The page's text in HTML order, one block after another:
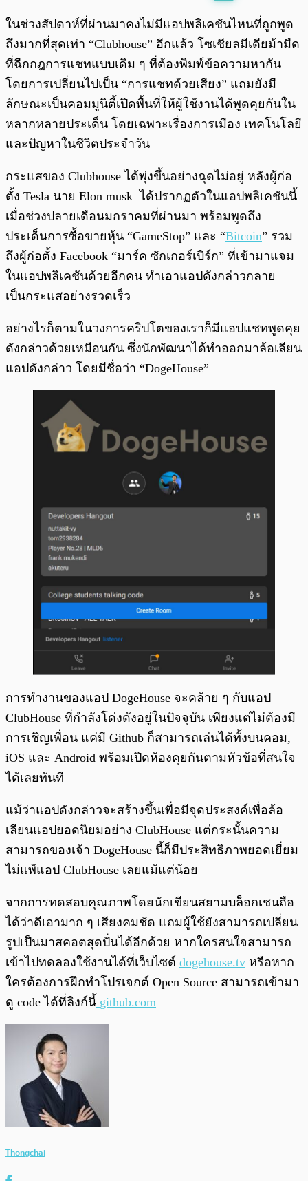
พร้อมเล่น 0:00 /0:00
ในช่วงสัปดาห์ที่ผ่านมาคงไม่มีแอปพลิเคชันไหนที่ถูกพูด
ถึงมากที่สุดเท่า “Clubhouse” อีกแล้ว โซเชียลมีเดียม้ามืด
ที่ฉีกกฎการแชทแบบเดิม ๆ ที่ต้องพิมพ์ข้อความหากัน
โดยการเปลี่ยนไปเป็น “การแชทด้วยเสียง” แถมยังมี
ลักษณะเป็นคอมมูนิตี้เปิดพื้นที่ให้ผู้ใช้งานได้พูดคุยกันใน
หลากหลายประเด็น โดยเฉพาะเรื่องการเมือง เทคโนโลยี
และปัญหาในชีวิตประจำวัน
กระแสของ Clubhouse ได้พุ่งขึ้นอย่างฉุดไม่อยู่ หลังผู้ก่อ
ตั้ง Tesla นาย Elon musk ได้ปรากฏตัวในแอปพลิเคชันนี้
เมื่อช่วงปลายเดือนมกราคมที่ผ่านมา พร้อมพูดถึง
ประเด็นการซื้อขายหุ้น “GameStop” และ “Bitcoin” รวม
ถึงผู้ก่อตั้ง Facebook “มาร์ค ซักเกอร์เบิร์ก” ที่เข้ามาแจม
ในแอปพลิเคชันด้วยอีกคน ทำเอาแอปดังกล่าวกลาย
เป็นกระแสอย่างรวดเร็ว
อย่างไรก็ตามในวงการคริปโตของเราก็มีแอปแชทพูดคุย
ดังกล่าวด้วยเหมือนกัน ซึ่งนักพัฒนาได้ทำออกมาล้อเลียน
แอปดังกล่าว โดยมีชื่อว่า “DogeHouse”
การทำงานของแอป DogeHouse จะคล้าย ๆ กับแอป
ClubHouse ที่กำลังโด่งดังอยู่ในปัจจุบัน เพียงแต่ไม่ต้องมี
การเชิญเพื่อน แค่มี Github ก็สามารถเล่นได้ทั้งบนคอม,
iOS และ Android พร้อมเปิดห้องคุยกันตามหัวข้อที่สนใจ
ได้เลยทันที
แม้ว่าแอปดังกล่าวจะสร้างขึ้นเพื่อมีจุดประสงค์เพื่อล้อ
เลียนแอปยอดนิยมอย่าง ClubHouse แต่กระนั้นความ
สามารถของเจ้า DogeHouse นี้ก็มีประสิทธิภาพยอดเยี่ยม
ไม่แพ้แอป ClubHouse เลยแม้แต่น้อย
จากการทดสอบคุณภาพโดยนักเขียนสยามบล็อกเชนถือ
ได้ว่าดีเอามาก ๆ เสียงคมชัด แถมผู้ใช้ยังสามารถเปลี่ยน
รูปเป็นมาสคอตสุดปั่นได้อีกด้วย หากใครสนใจสามารถ
เข้าไปทดลองใช้งานได้ที่เว็บไซต์ dogehouse.tv หรือหาก
ใครต้องการฝึกทำโปรเจกต์ Open Source สามารถเข้ามา
ดู code ได้ที่ลิงก์นี้ github.com
Thongchai